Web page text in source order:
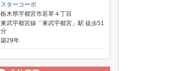
スターコーポ
栃木県宇都宮市若草４丁目
東武宇都宮線「東武宇都宮」駅 徒歩51
分
築29年